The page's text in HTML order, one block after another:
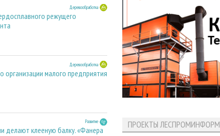
Деревообработка
режущего
Деревообработка
организации малого предприятия
Развитие
делают клееную балку. «Фанера
ПРОЕКТЫ ЛЕСПРОМИНФОРМ